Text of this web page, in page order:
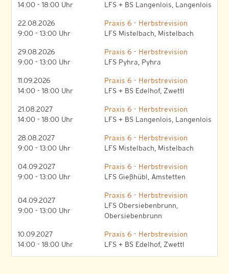
14:00 - 18:00 Uhr
LFS + BS Langenlois, Langenlois
22.08.2026
9:00 - 13:00 Uhr
Praxis 6 - Herbstrevision
LFS Mistelbach, Mistelbach
29.08.2026
9:00 - 13:00 Uhr
Praxis 6 - Herbstrevision
LFS Pyhra, Pyhra
11.09.2026
14:00 - 18:00 Uhr
Praxis 6 - Herbstrevision
LFS + BS Edelhof, Zwettl
21.08.2027
14:00 - 18:00 Uhr
Praxis 6 - Herbstrevision
LFS + BS Langenlois, Langenlois
28.08.2027
9:00 - 13:00 Uhr
Praxis 6 - Herbstrevision
LFS Mistelbach, Mistelbach
04.09.2027
9:00 - 13:00 Uhr
Praxis 6 - Herbstrevision
LFS Gießhübl, Amstetten
04.09.2027
9:00 - 13:00 Uhr
Praxis 6 - Herbstrevision
LFS Obersiebenbrunn,
Obersiebenbrunn
10.09.2027
14:00 - 18:00 Uhr
Praxis 6 - Herbstrevision
LFS + BS Edelhof, Zwettl